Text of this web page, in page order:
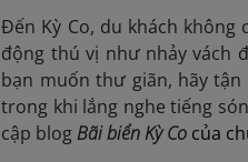
Đến Kỳ Co, du khách
động thú vị như nhảy vách
bạn muốn thư giãn, hãy
trong khi lắng nghe tiếng
cập blogBãi biển Kỳ Co của